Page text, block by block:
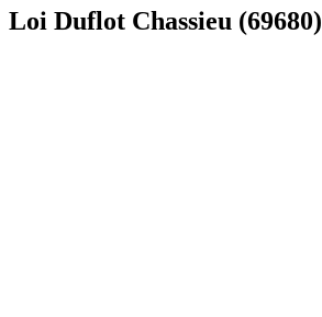
Loi Duflot Chassieu (69680)